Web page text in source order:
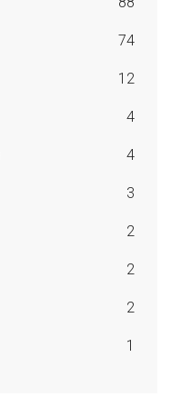
74
12
4
4
3
2
2
2
1